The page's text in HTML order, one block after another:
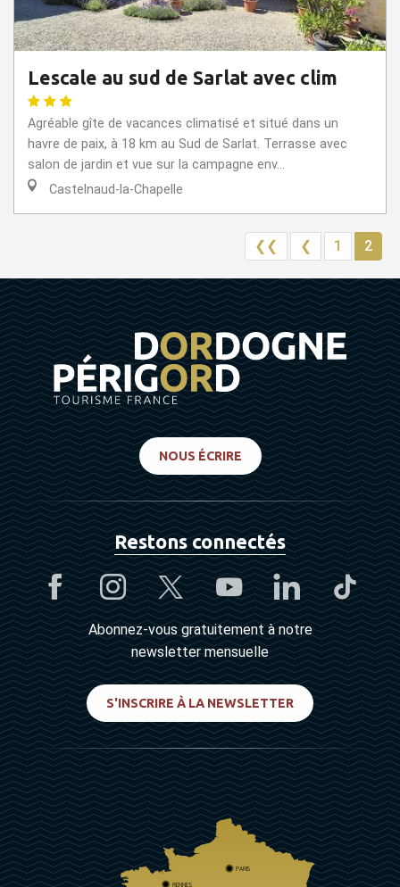
Lescale au sud de Sarlat avec clim
Agréable gîte de vacances climatisé et situé dans un
havre de paix, à 18 km au Sud de Sarlat. Terrasse avec
salon de jardin et vue sur la campagne env...
Castelnaud-la-Chapelle
❮❮ ❮ 1 2
NOUS ÉCRIRE
Restons connectés
Abonnez-vous gratuitement à notre
newsletter mensuelle
S'INSCRIRE À LA NEWSLETTER
PARIS
RENNES